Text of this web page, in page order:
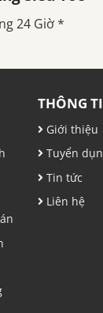
24 Giờ *
THÔNG
Giới thiệu
Tuyển
Tin tức
Liên hệ